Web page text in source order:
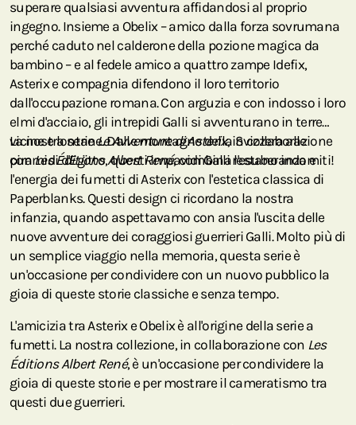
superare qualsiasi avventura affidandosi al proprio
ingegno. Insieme a Obelix – amico dalla forza sovrumana
perché caduto nel calderone della pozione magica da
bambino – e al fedele amico a quattro zampe Idefix,
Asterix e compagnia difendono il loro territorio
dall'occupazione romana. Con arguzia e con indosso i loro
elmi d'acciaio, gli intrepidi Galli si avventurano in terre
vicine e lontane. Dalle montagne della Svizzera alle
piramidi d'Egitto, questi impavidi Galli restano indomiti!
La nostra serieLe Avventure di Asterix, in collaborazione
conLes Éditions Albert René, combina l'esuberanza e
l'energia dei fumetti di Asterix con l'estetica classica di
Paperblanks. Questi design ci ricordano la nostra
infanzia, quando aspettavamo con ansia l'uscita delle
nuove avventure dei coraggiosi guerrieri Galli. Molto più di
un semplice viaggio nella memoria, questa serie è
un'occasione per condividere con un nuovo pubblico la
gioia di queste storie classiche e senza tempo.
L'amicizia tra Asterix e Obelix è all'origine della serie a
fumetti. La nostra collezione, in collaborazione con Les
Éditions Albert René, è un'occasione per condividere la
gioia di queste storie e per mostrare il cameratismo tra
questi due guerrieri.